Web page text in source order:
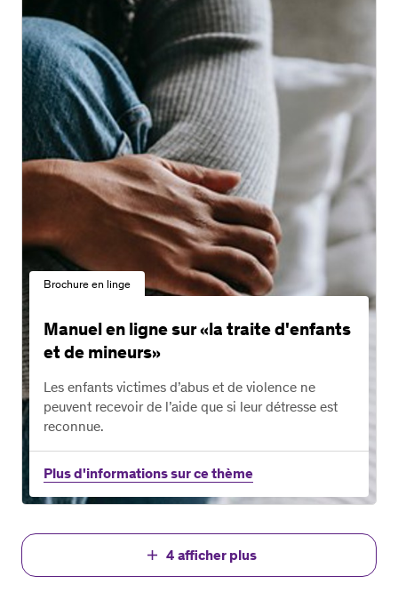
Manuel en ligne sur «la trai­te ­d'en­fants
et de mineurs»
Brochure en linge
Les enfants victimes d’abus et de violence ne
peuvent recevoir de l’aide que si leur détresse est
reconnue.
Plus d'informations sur ce thème
add 4 afficher plus